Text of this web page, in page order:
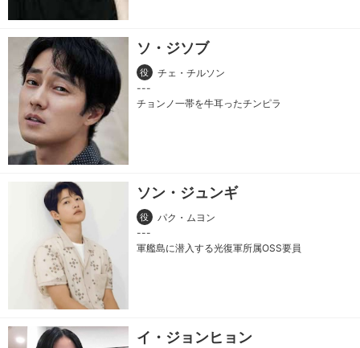
ソ・ジソブ
役 チェ・チルソン
チョンノ一帯を牛耳ったチンピラ
ソン・ジュンギ
役 パク・ムヨン
軍艦島に潜入する光復軍所属OSS要員
イ・ジョンヒョン